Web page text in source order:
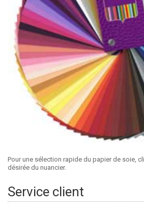
Pour une sélection rapide du papier de soie,
désirée du nuancier.
Service client